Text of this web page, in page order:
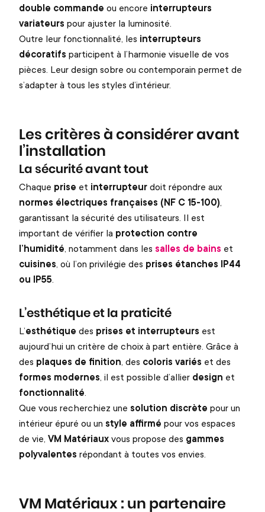
double commande ou encore interrupteurs
variateurs pour ajuster la luminosité.
Outre leur fonctionnalité, les interrupteurs
décoratifs participent à l’harmonie visuelle de vos
pièces. Leur design sobre ou contemporain permet de
s’adapter à tous les styles d’intérieur.
Les critères à considérer avant
l’installation
La sécurité avant tout
Chaque prise et interrupteurdoit répondre aux
normes électriques françaises (NF C 15-100),
garantissant la sécurité des utilisateurs. Il est
important de vérifier la protection contre
l’humidité, notamment dans les salles de bains et
cuisines, où l’on privilégie des prises étanches IP44
ou IP55.
L’esthétique et la praticité
L’esthétique des prises et interrupteurs est
aujourd’hui un critère de choix à part entière. Grâce à
des plaques de finition, des coloris variés et des
formes modernes, il est possible d’allier design et
fonctionnalité.
Que vous recherchiez une solution discrète pour un
intérieur épuré ou un style affirmé pour vos espaces
de vie, VM Matériauxvous propose des gammes
polyvalentes répondant à toutes vos envies.
VM Matériaux : un partenaire